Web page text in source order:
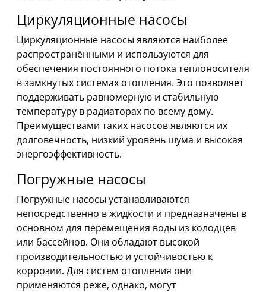
Циркуляционные насосы
Циркуляционные насосы являются наиболее
распространёнными и используются для
обеспечения постоянного потока теплоносителя
в замкнутых системах отопления. Это позволяет
поддерживать равномерную и стабильную
температуру в радиаторах по всему дому.
Преимуществами таких насосов являются их
долговечность, низкий уровень шума и высокая
энергоэффективность.
Погружные насосы
Погружные насосы устанавливаются
непосредственно в жидкости и предназначены в
основном для перемещения воды из колодцев
или бассейнов. Они обладают высокой
производительностью и устойчивостью к
коррозии. Для систем отопления они
применяются реже, однако, могут